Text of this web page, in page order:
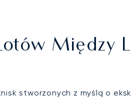
Między
stworzonych z myślą o